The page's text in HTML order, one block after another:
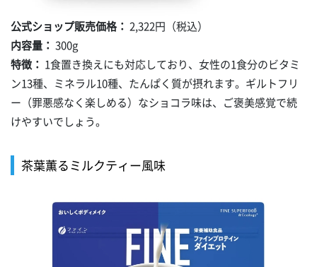
公式ショップ販売価格： 2,322円（税込）
内容量： 300g
特徴： 1食置き換えにも対応しており、女性の1食分のビタミ
ン13種、ミネラル10種、たんぱく質が摂れます。ギルトフリ
ー（罪悪感なく楽しめる）なショコラ味は、ご褒美感覚で続
けやすいでしょう。
茶葉薫るミルクティー風味